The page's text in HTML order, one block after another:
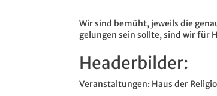
Wir sind bemüht, jeweils die
gelungen sein sollte, sind wir für
Headerbilder:
Veranstaltungen: Haus der